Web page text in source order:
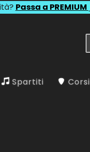
Passa a PREMIUM
Spartiti Corsi